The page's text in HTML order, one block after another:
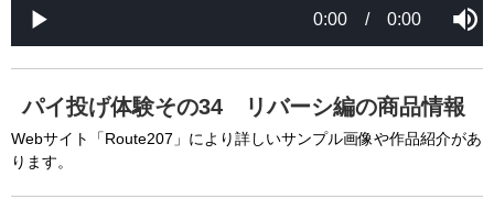
l
a
a d
0
e
s
%
0:00 / 0:00
M
t
パイ投げ体験その34 リバーシ編の商品情報
Webサイト「Route207」により詳しいサンプル画像や作品紹介があ
ります。